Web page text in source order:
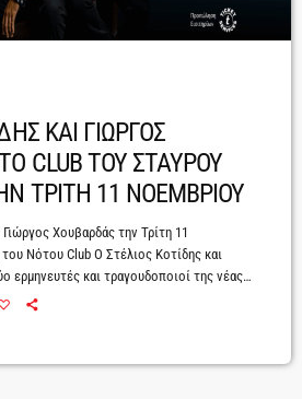
ΚΑΙ ΓΙΩΡΓΟΣ
CLUB ΤΟΥ ΣΤΑΥΡΟΥ
ΤΡΙΤΗ 11 ΝΟΕΜΒΡΙΟΥ
Χουβαρδάς την Τρίτη 11
Νότου Club Ο Στέλιος Κοτίδης και
ερμηνευτές και τραγουδοποιοί της νέας
καταβολές και με δυναμικό παρών στα
μουσικών, αναμειγνύοντας τραγούδια